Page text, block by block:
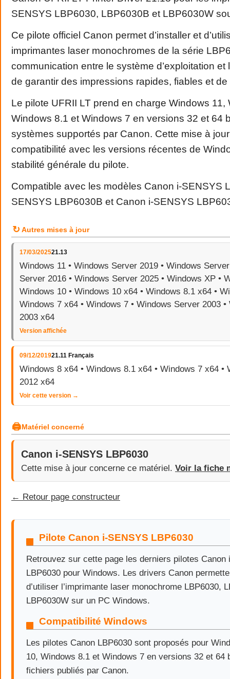
SENSYS LBP6030, LBP6030B et LBP6030W
Ce pilote officiel Canon permet d’installer et
imprimantes laser monochromes de la série
communication entre le système d’exploitation et
de garantir des impressions rapides, fiables et
Le pilote UFRII LT prend en charge Windows 11,
Windows 8.1 et Windows 7 en versions 32 et 64
systèmes supportés par Canon. Cette mise à
compatibilité avec les versions récentes de
stabilité générale du pilote.
Compatible avec les modèles Canon i-SENSYS
SENSYS LBP6030B et Canon i-SENSYS
↻ Autres mises à jour
17/03/202521.13
Windows 11 • Windows Server 2019 • Windows
Server 2016 • Windows Server 2025 • Windows XP •
Windows 10 • Windows 10 x64 • Windows 8.1 x64 •
Windows 7 x64 • Windows 7 • Windows Server 2003
2003 x64
Version affichée
09/12/201921.11 Français
Windows 8 x64 • Windows 8.1 x64 • Windows 7 x64 •
2012 x64
Voir cette version →
🖨Matériel concerné
Canon i-SENSYS LBP6030
Cette mise à jour concerne ce matériel. Voir la fiche
← Retour page constructeur
Pilote Canon i-SENSYS LBP6030
Retrouvez sur cette page les derniers pilotes Canon
LBP6030 pour Windows. Les drivers Canon
d’utiliser l’imprimante laser monochrome LBP6030,
LBP6030W sur un PC Windows.
Compatibilité Windows
Les pilotes Canon LBP6030 sont proposés pour
10, Windows 8.1 et Windows 7 en versions 32 et 64
fichiers publiés par Canon.